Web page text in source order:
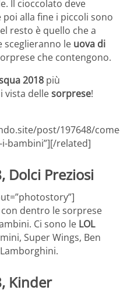
Il cioccolato deve
poi alla fine i piccoli sono
resto è quello che a
sceglieranno le uova di
che contengono.
2018 più
vista dellesorprese!
post/197648/
bambini”][/related]
Dolci Preziosi
dentro le sorprese
Ci sono le LOL
Super Wings, Ben
Kinder